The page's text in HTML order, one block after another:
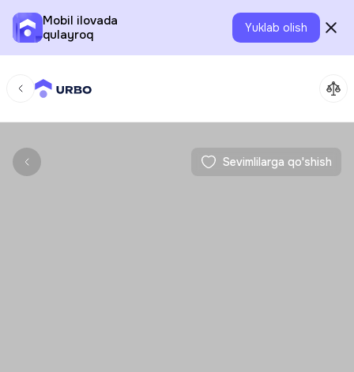
Mobil ilovada
qulayroq
Yuklab olish
Sevimlilarga qo'shish